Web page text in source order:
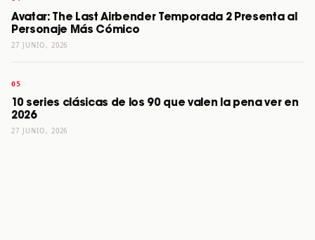
Avatar: The Last Airbender Temporada 2 Presenta al
Personaje Más Cómico
27 JUNIO, 2026
10 series clásicas de los 90 que valen la pena ver en
2026
27 JUNIO, 2026